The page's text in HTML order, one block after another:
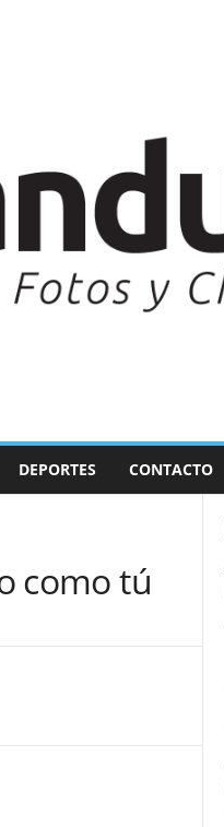
DEPORTES CONTACTO
como tú